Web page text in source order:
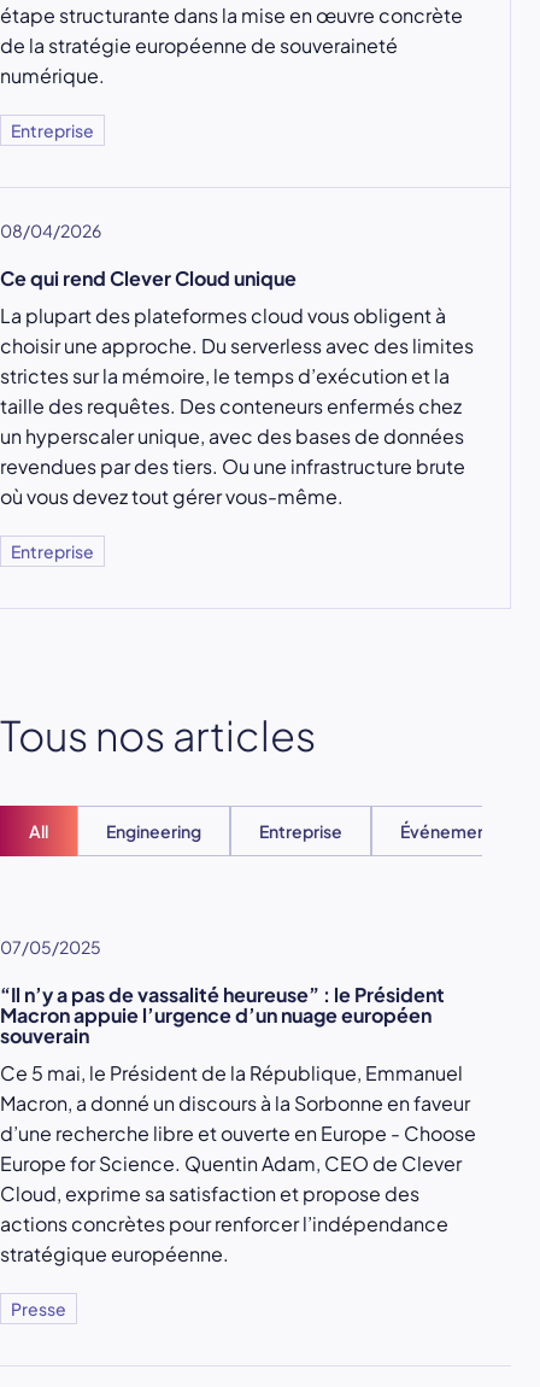
étape structurante dans la mise en œuvre concrète
de la stratégie européenne de souveraineté
numérique.
Entreprise
08/04/2026
Ce qui rend Clever Cloud unique
La plupart des plateformes cloud vous obligent à
choisir une approche. Du serverless avec des limites
strictes sur la mémoire, le temps d’exécution et la
taille des requêtes. Des conteneurs enfermés chez
un hyperscaler unique, avec des bases de données
revendues par des tiers. Ou une infrastructure brute
où vous devez tout gérer vous-même.
Entreprise
Tous nos articles
All Engineering Entreprise Événements
07/05/2025
“Il n’y a pas de vassalité heureuse” : le Président
Macron appuie l’urgence d’un nuage européen
souverain
Ce 5 mai, le Président de la République, Emmanuel
Macron, a donné un discours à la Sorbonne en faveur
d’une recherche libre et ouverte en Europe - Choose
Europe for Science. Quentin Adam, CEO de Clever
Cloud, exprime sa satisfaction et propose des
actions concrètes pour renforcer l’indépendance
stratégique européenne.
Presse